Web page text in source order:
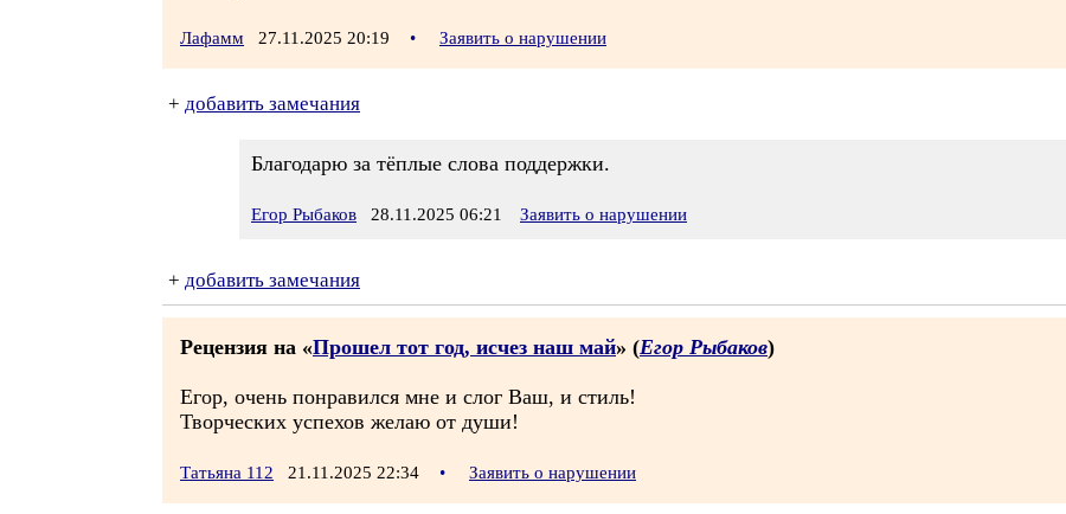
Лафамм 27.11.2025 20:19 • Заявить о нарушении
+ добавить замечания
Благодарю за тёплые слова поддержки.
Егор Рыбаков 28.11.2025 06:21 Заявить о нарушении
+ добавить замечания
Рецензия на «Прошел тот год, исчез наш май» (Егор Рыбаков)
Егор, очень понравился мне и слог Ваш, и стиль!
Творческих успехов желаю от души!
Татьяна 112 21.11.2025 22:34 • Заявить о нарушении